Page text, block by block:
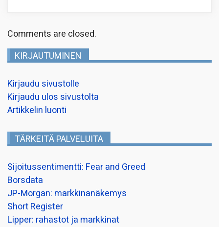
Comments are closed.
KIRJAUTUMINEN
Kirjaudu sivustolle
Kirjaudu ulos sivustolta
Artikkelin luonti
TÄRKEITÄ PALVELUITA
Sijoitussentimentti: Fear and Greed
Borsdata
JP-Morgan: markkinanäkemys
Short Register
Lipper: rahastot ja markkinat